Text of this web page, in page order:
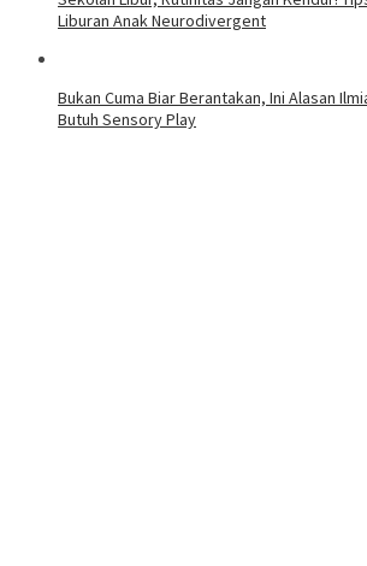
Liburan Anak Neurodivergent
Bukan Cuma Biar Berantakan, Ini Alasan
Butuh Sensory Play